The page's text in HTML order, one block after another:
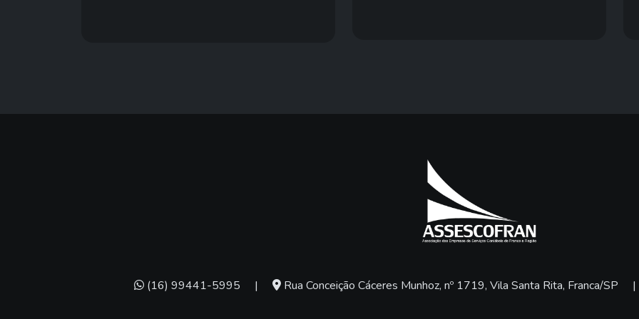
(16) 99441-5995 | Rua Conceição Cáceres Munhoz, nº 1719, Vila Santa Rita, Franca/SP |